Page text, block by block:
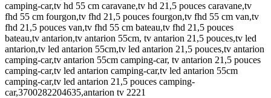
camping-car,tv hd 55 cm caravane,tv hd 21,5 pouces caravane,tv
fhd 55 cm fourgon,tv fhd 21,5 pouces fourgon,tv fhd 55 cm van,tv
fhd 21,5 pouces van,tv fhd 55 cm bateau,tv fhd 21,5 pouces
bateau,tv antarion,tv antarion 55cm, tv antarion 21,5 pouces,tv led
antarion,tv led antarion 55cm,tv led antarion 21,5 pouces,tv antarion
camping-car,tv antarion 55cm camping-car, tv antarion 21,5 pouces
camping-car,tv led antarion camping-car,tv led antarion 55cm
camping-car,tv led antarion 21,5 pouces camping-
car,3700282204635,antarion tv 2221